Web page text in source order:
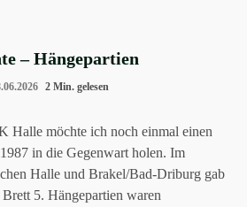
– Hängepartien
2 Min. gelesen
Halle möchte ich noch einmal einen
in die Gegenwart holen. Im
Halle und Brakel/Bad-Driburg gab
5. Hängepartien waren